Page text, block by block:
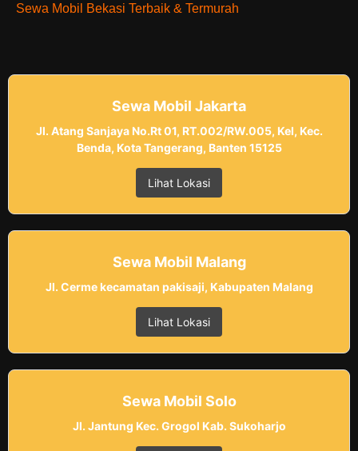
Sewa Mobil Bekasi Terbaik & Termurah
Sewa Mobil Jakarta
Jl. Atang Sanjaya No.Rt 01, RT.002/RW.005, Kel, Kec.
Benda, Kota Tangerang, Banten 15125
Lihat Lokasi
Sewa Mobil Malang
Jl. Cerme kecamatan pakisaji, Kabupaten Malang
Lihat Lokasi
Sewa Mobil Solo
Jl. Jantung Kec. Grogol Kab. Sukoharjo